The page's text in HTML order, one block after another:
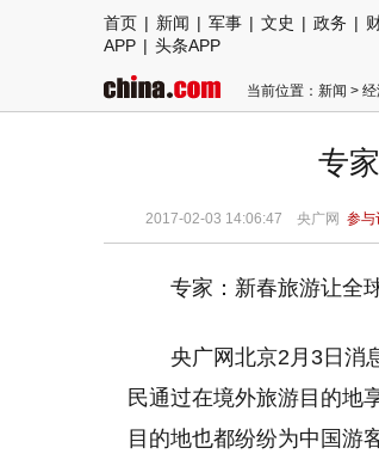
首页 | 新闻 | 军事 | 文史 | 政务 |
APP | 头条APP
当前位置： 新闻 > 经
专
2017-02-03 14:06:47 央广网 参与
专家：新春旅游让全
央广网北京2月3日消
民通过在境外旅游目的地
目的地也都纷纷为中国游